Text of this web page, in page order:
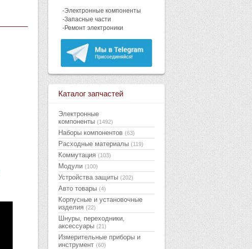
-Электронные компоненты
-Запасные части
-Ремонт электроники
Каталог запчастей
Электронные
компоненты (1492)
Наборы компонентов (63)
Расходные материалы (119)
Коммутация (103)
Модули (100)
Устройства защиты (202)
Авто товары (4)
Корпусные и установочные
изделия (22)
Шнуры, переходники,
аксессуары (21)
Измерительные приборы и
инструмент (60)